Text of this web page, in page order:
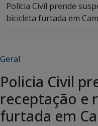
Policia Civil prende
bicicleta furtada em
Geral
Policia Civil
receptação e
furtada em